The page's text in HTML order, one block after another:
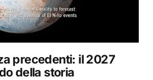
precedenti: il 2027
della storia